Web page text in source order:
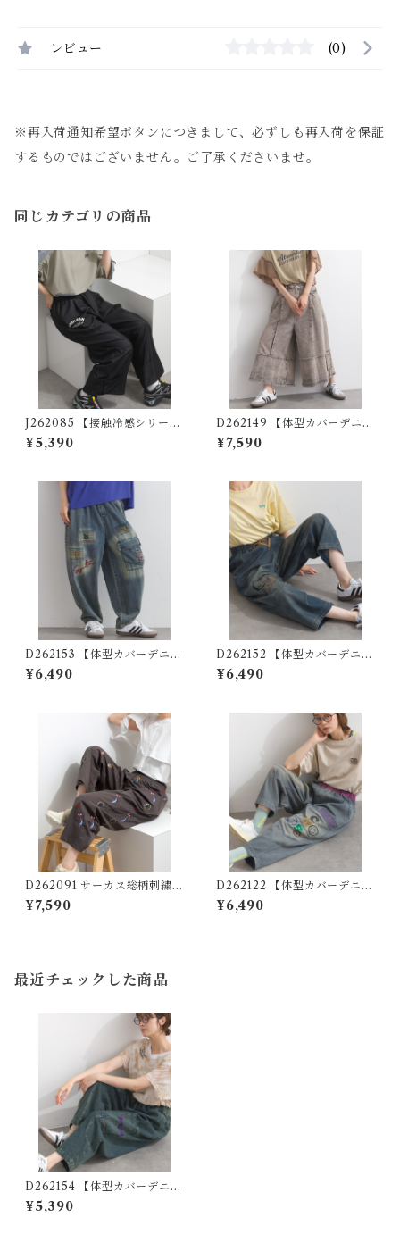
レビュー (0)
※再入荷通知希望ボタンにつきまして、必ずしも再入荷を保証
するものではございません。ご了承くださいませ。
同じカテゴリの商品
J262085 【接触冷感シリー
ズ】レーヨン混ロゴ刺繍ワイ
ドパンツ / Cool-Touch Ray
¥5,390
D262149 【体型カバーデニム
シリーズ】 ウォッシュデニム
ワイドパンツ / Washed Deni
¥7,590
D262153 【体型カバーデニム
シリーズ】 刺繍デザインデニ
ムパンツ / Embroidered De
¥6,490
D262152 【体型カバーデニム
シリーズ】 刺繍ステッチデニ
ムパンツ / Embroidered Stit
¥6,490
D262091 サーカス総柄刺繍パ
ンツ / All-Over Embroidery
Stitch Pants
¥7,590
D262122 【体型カバーデニム
シリーズ】 パッチワークスマ
イルデニム / Patchwork Smi
¥6,490
最近チェックした商品
D262154 【体型カバーデニム
シリーズ】 ポケット刺繍デニ
ムパンツ / Pocket Embroide
¥5,390